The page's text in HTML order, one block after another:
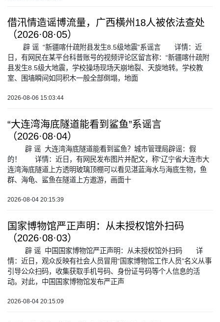
借汛情造谣博流量，广西横州18人被依法查处
（2026·08·05）
辟 谣 “新疆喀什疏附县发生8.5级地震”系谣言 详情：近
日，有网民在某平台科普账号的视频评论区留言称：“新疆喀什疏附
县发生8.5级大地震，学校操场现场天崩地裂、天旋地转。学校教
室、围墙瞬间如同积木一般全部倒塌，地面
2026-08-06 15:03:44
“大连湾海底隧道能看到鲨鱼”系谣言
（2026·08·04）
辟 谣 大连湾海底隧道能看到鲨鱼？城市管理局辟谣：假
的！ 详情：近日，有网民发布图片并配文，称“辽宁省大连市大
连湾海底隧道上方透明玻璃顶棚可以看见湛蓝海水与海底生物，鱼
群、海龟、鲨鱼在隧道上方遨游，画面十
2026-08-04 20:15:39
国家博物馆严正声明：从未授权馆外扫码
（2026·08·03）
辟 谣 中国国家博物馆严正声明：从未授权馆外扫码 详
情：近日，观众反映有社会人员冒用“国家博物馆工作人员”名义从事
引导公众扫码，收集获取手机号码、身份证号码等个人信息的活
动。对此，中国国家博物馆发布严正声
2026-08-04 20:15:09